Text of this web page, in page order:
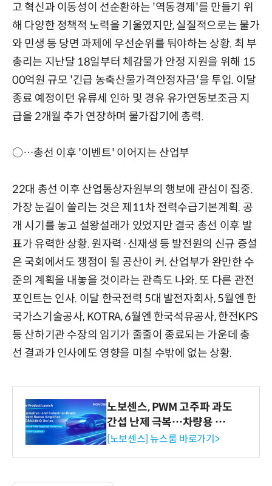
고 혁신과 이동성이 선순환하는 '역동경제'를 만들기 위
해 다양한 정책적 노력을 기울였지만, 실질적으로는 물가
와 민생 등 당면 과제에 우선순위를 둬야하는 상황. 최 부
총리는 지난달 18일부터 체감물가 안정 지원을 위해 15
00억원 규모 '긴급 농축산물가격안정자금'을 투입. 이달
종료 예정이던 유류세 인하 및 경유 유가연동보조금 지
급을 2개월 추가 연장하며 물가잡기에 총력.
○…총선 이후 '이벤트' 이어지는 산업부
22대 총선 이후 산업통상자원부의 행보에 관심이 집중.
가장 눈길이 쏠리는 것은 제11차 전력수급기본계획. 공
개 시기를 놓고 설왕설래가 있었지만 결국 총선 이후 발
표가 유력한 상황. 원자력·신재생 등 발전원의 신규 증설
은 국회에서도 쟁점이 될 공산이 커. 산업부가 완만한 수
준의 계획을 내놓을 것이라는 관측도 나와. 또 다른 관전
포인트는 인사. 이달 한국전력 5대 발전자회사, 5월엔 한
국가스기술공사, KOTRA, 6월엔 한국석유공사, 한전KPS
등 산하기관 수장의 임기가 줄줄이 종료되는 가운데 총
선 결과가 인사에도 영향을 미칠 수밖에 없는 상황.
노보센스, PWM 고주파 과도
간섭 난제 극복…차량용 전
류 감지 증폭기
[노보센스] 뉴스룸 바로가기>